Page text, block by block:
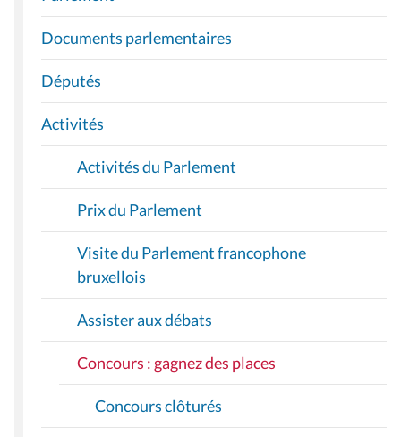
V
I
G
A
T
I
O
Documents parlementaires
Députés
Activités
Activités du Parlement
Prix du Parlement
Visite du Parlement francophone
bruxellois
Assister aux débats
Concours : gagnez des places
Concours clôturés